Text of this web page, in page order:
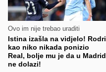
Ovo im nije trebao uraditi
Istina izašla na vidjelo! Rodri
kao niko nikada ponizio
Real, bolje mu je da u Madrid
ne dolazi!